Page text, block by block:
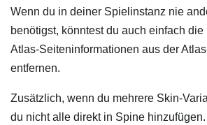
Wenn du in deiner Spielinstanz nie
benötigst, könntest du auch einfach
Atlas-Seiteninformationen aus der
entfernen.
Zusätzlich, wenn du mehrere Skin-
du nicht alle direkt in Spine